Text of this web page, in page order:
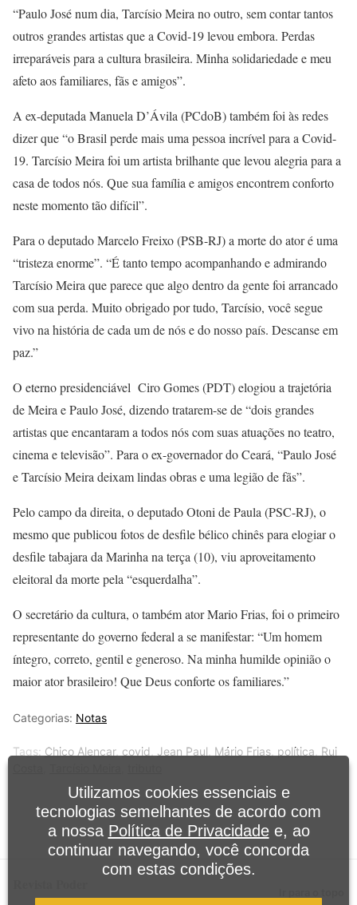
“Paulo José num dia, Tarcísio Meira no outro, sem contar tantos
outros grandes artistas que a Covid-19 levou embora. Perdas
irreparáveis para a cultura brasileira. Minha solidariedade e meu
afeto aos familiares, fãs e amigos”.
A ex-deputada Manuela D’Ávila (PCdoB) também foi às redes
dizer que “o Brasil perde mais uma pessoa incrível para a Covid-
19. Tarcísio Meira foi um artista brilhante que levou alegria para a
casa de todos nós. Que sua família e amigos encontrem conforto
neste momento tão difícil”.
Para o deputado Marcelo Freixo (PSB-RJ) a morte do ator é uma
“tristeza enorme”. “É tanto tempo acompanhando e admirando
Tarcísio Meira que parece que algo dentro da gente foi arrancado
com sua perda. Muito obrigado por tudo, Tarcísio, você segue
vivo na história de cada um de nós e do nosso país. Descanse em
paz.”
O eterno presidenciável Ciro Gomes (PDT) elogiou a trajetória
de Meira e Paulo José, dizendo tratarem-se de “dois grandes
artistas que encantaram a todos nós com suas atuações no teatro,
cinema e televisão”. Para o ex-governador do Ceará, “Paulo José
e Tarcísio Meira deixam lindas obras e uma legião de fãs”.
Pelo campo da direita, o deputado Otoni de Paula (PSC-RJ), o
mesmo que publicou fotos de desfile bélico chinês para elogiar o
desfile tabajara da Marinha na terça (10), viu aproveitamento
eleitoral da morte pela “esquerdalha”.
O secretário da cultura, o também ator Mario Frias, foi o primeiro
representante do governo federal a se manifestar: “Um homem
íntegro, correto, gentil e generoso. Na minha humilde opinião o
maior ator brasileiro! Que Deus conforte os familiares.”
Categorias: Notas
Tags: Chico Alencar, covid Jean Paul Mário Frias política Rui
Utilizamos cookies essenciais e
tecnologias semelhantes de acordo com
a nossa Política de Privacidadee, ao
continuar navegando, você concorda
com estas condições.